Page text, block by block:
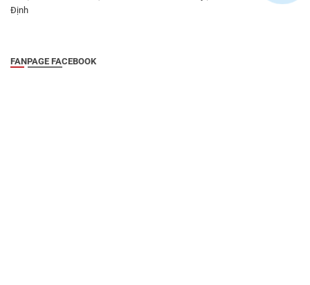
Định
FANPAGE FACEBOOK